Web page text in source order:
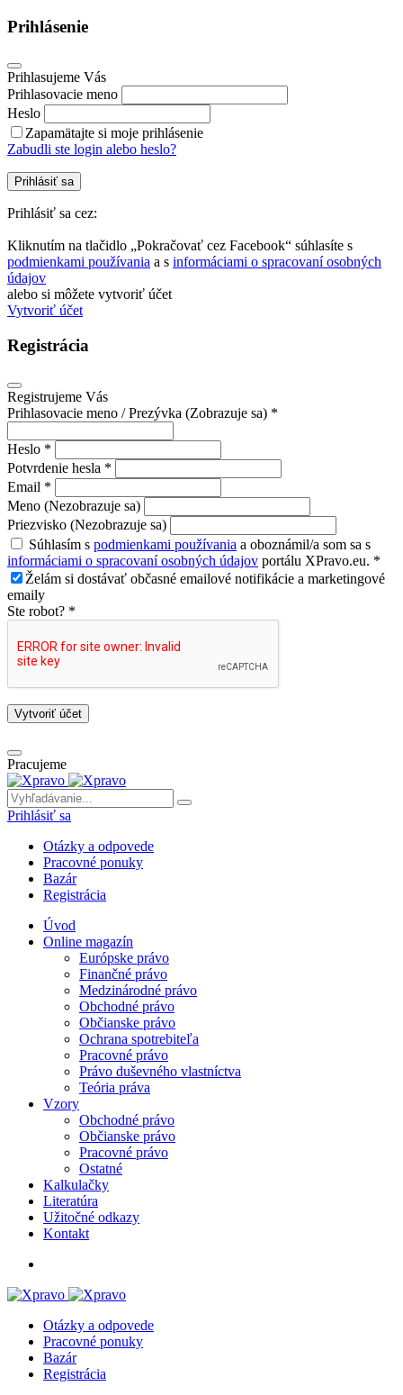
Prihlásenie
Prihlasujeme Vás
Prihlasovacie meno
Heslo
Zapamätajte si moje prihlásenie
Zabudli ste login alebo heslo?
Prihlásiť sa
Prihlásiť sa cez:
Kliknutím na tlačidlo „Pokračovať cez Facebook“ súhlasíte s
podmienkami používania a s informáciami o spracovaní osobných
údajov
alebo si môžete vytvoriť účet
Vytvoriť účet
Registrácia
Registrujeme Vás
Prihlasovacie meno / Prezývka (Zobrazuje sa) *
Heslo *
Potvrdenie hesla *
Email *
Meno (Nezobrazuje sa)
Priezvisko (Nezobrazuje sa)
Súhlasím s podmienkami používania a oboznámil/a som sa s
informáciami o spracovaní osobných údajov portálu XPravo.eu. *
Želám si dostávať občasné emailové notifikácie a marketingové
emaily
Ste robot? *
Vytvoriť účet
Pracujeme
Prihlásiť sa
Otázky a odpovede
Pracovné ponuky
Bazár
Registrácia
Úvod
Online magazín
Európske právo
Finančné právo
Medzinárodné právo
Obchodné právo
Občianske právo
Ochrana spotrebiteľa
Pracovné právo
Právo duševného vlastníctva
Teória práva
Vzory
Obchodné právo
Občianske právo
Pracovné právo
Ostatné
Kalkulačky
Literatúra
Užitočné odkazy
Kontakt
Otázky a odpovede
Pracovné ponuky
Bazár
Registrácia